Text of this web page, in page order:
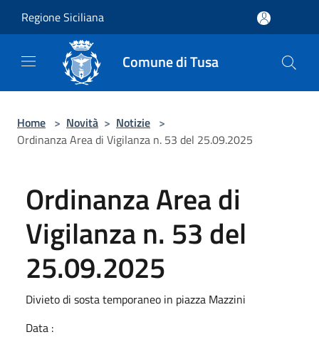
Regione Siciliana
Comune di Tusa
Home > Novità > Notizie >
Ordinanza Area di Vigilanza n. 53 del 25.09.2025
Ordinanza Area di
Vigilanza n. 53 del
25.09.2025
Divieto di sosta temporaneo in piazza Mazzini
Data :